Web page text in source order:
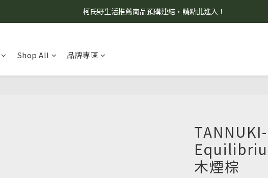
8/7 當天暫停開放工作室。請見諒！
柯氏野生活推薦商品預購連結，請點此進入！
Shop All 品牌專區
木煙棕